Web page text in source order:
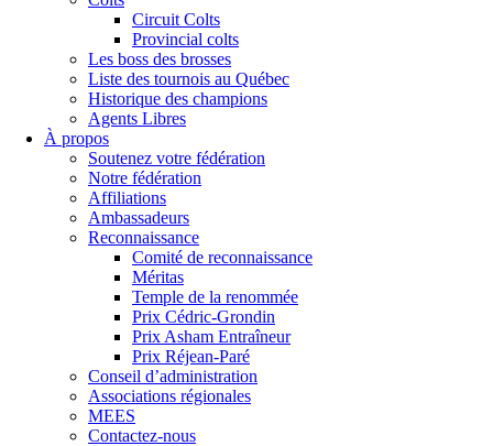
Circuit Colts
Provincial colts
Les boss des brosses
Liste des tournois au Québec
Historique des champions
Agents Libres
À propos
Soutenez votre fédération
Notre fédération
Affiliations
Ambassadeurs
Reconnaissance
Comité de reconnaissance
Méritas
Temple de la renommée
Prix Cédric-Grondin
Prix Asham Entraîneur
Prix Réjean-Paré
Conseil d’administration
Associations régionales
MEES
Contactez-nous